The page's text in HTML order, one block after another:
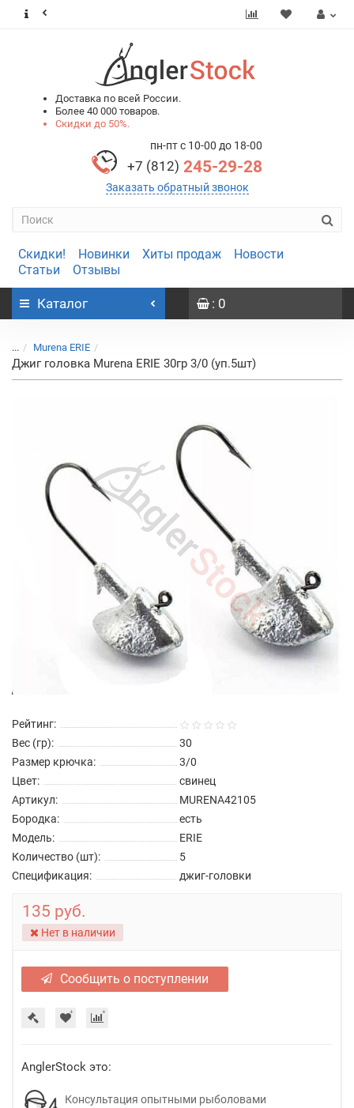
Доставка по всей России.
Более 40 000 товаров.
Скидки до 50%.
пн-пт с 10-00 до 18-00
+7 (812) 245-29-28
Заказать обратный звонок
Скидки! Новинки Хиты продаж
Новости
Статьи
Отзывы
Каталог : 0
... Murena ERIE
Джиг головка Murena ERIE 30гр 3/0 (уп.5шт)
Рейтинг:
Вес (гр):
30
Размер крючка:
3/0
Цвет:
свинец
Артикул:
MURENA42105
Бородка:
есть
Модель:
ERIE
Количество (шт):
5
Спецификация:
джиг-головки
135 руб.
Нет в наличии
Сообщить о поступлении
AnglerStock это:
Консультация опытными рыболовами